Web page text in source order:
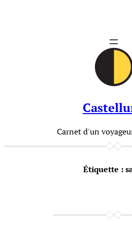
Carnet d'un
Étiquette :